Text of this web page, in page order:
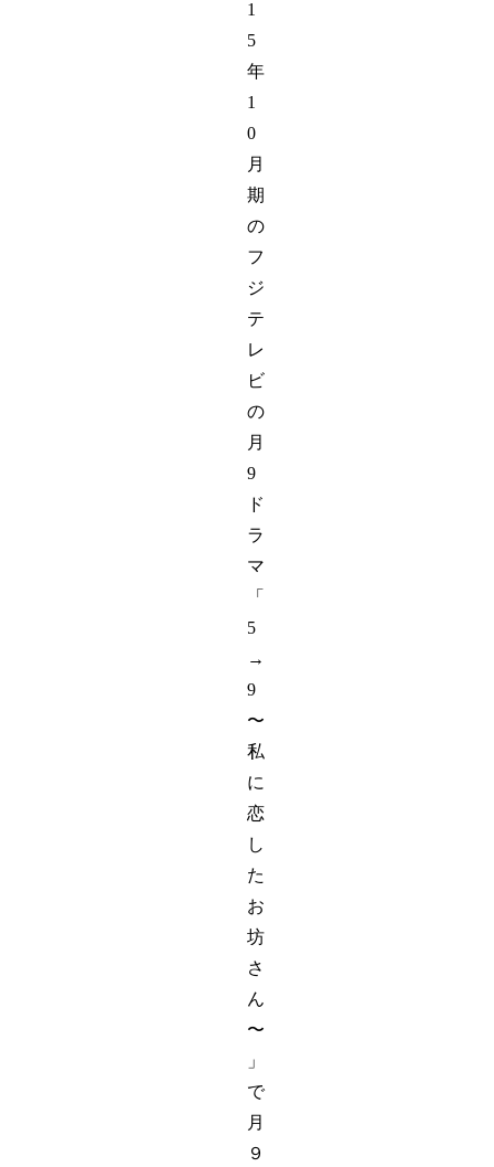
1
5
年
1
0
月
期
の
フ
ジ
テ
レ
ビ
の
月
9
ド
ラ
マ
「
5
→
9
〜
私
に
恋
し
た
お
坊
さ
ん
〜
」
で
月
９